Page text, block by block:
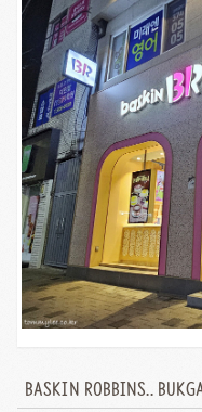
BASKIN ROBBINS..